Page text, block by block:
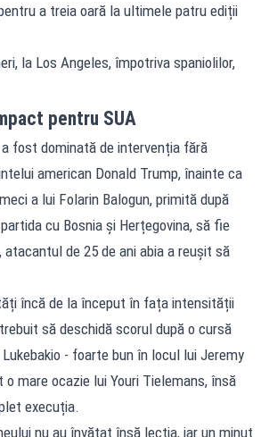
a treia oară la ultimele patru ediții
la Los Angeles, împotriva spaniolilor,
pentru SUA
fost dominată de intervenția fără
american Donald Trump, înainte ca
a lui Folarin Balogun, primită după
cu Bosnia și Herțegovina, să fie
de 25 de ani abia a reușit să
încă de la început în fața intensității
să deschidă scorul după o cursă
- foarte bun în locul lui Jeremy
o mare ocazie lui Youri Tielemans, însă
execuția.
nu au învățat însă lecția, iar un minut